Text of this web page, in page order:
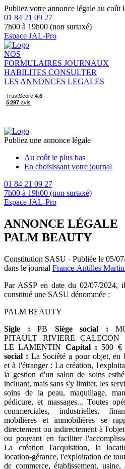
Publiez votre annonce légale au coût
01 84 21 09 27
7h00 à 19h00 (non surtaxé)
Espace JAL-Pro
NOS
FORMULAIRES JOURNAUX
HABILITES CONSULTER
LES ANNONCES LEGALES
Publiez une annonce légale
Au coût le plus bas
En choisissant votre journal
01 84 21 09 27
7h00 à 19h00 (non surtaxé)
Espace JAL-Pro
ANNONCE LÉGALE
PALM BEAUTY
Constitution SASU - Publiée le 05/
dans le journal France-Antilles
Par ASSP en date du 02/07/2024,
constitué une SASU dénommée :
PALM BEAUTY
Sigle : PB Siège social :
PITAULT RIVIERE CALECON
LE LAMENTIN Capital : 500
social : La Société a pour objet, en
et à l'étranger : La création,
la gestion d'un salon de soins
incluant, mais sans s'y limiter, les
soins de la peau, maquillage,
pédicure, et massages... Toutes
commerciales, industrielles,
mobilières et immobilières se
directement ou indirectement à
ou pouvant en faciliter
La création l'acquisition, la
location-gérance, l'exploitation de
de commerce, établissement, usine,